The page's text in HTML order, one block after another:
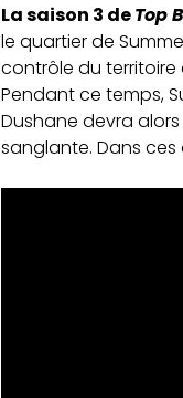
La saison 3 deTop
le quartier de
contrôle du territoire
Pendant ce temps,
Dushane devra
sanglante. Dans